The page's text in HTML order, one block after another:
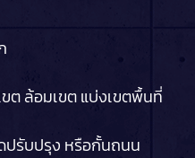
ต ล้อมเขต แบ่งเขตพื้นที่
ปรับปรุง หรือกั้นถนน